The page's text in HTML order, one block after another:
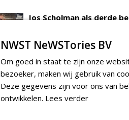
Jos Scholman als derde
Certificeren zorgt voor
21-10-2025 | ARTIKEL
NWST NeWSTories BV
Om goed in staat te zijn onze
bezoeker, maken wij gebruik van
Deze gegevens zijn voor ons van
ontwikkelen. Lees verder